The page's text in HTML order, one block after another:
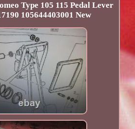
Type 105 115 Pedal Lever
105644403001 New